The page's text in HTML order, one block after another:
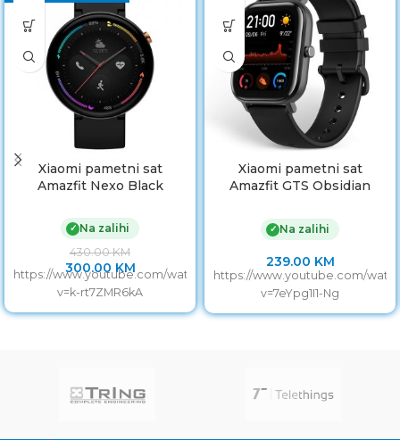
Xiaomi pametni sat
Amazfit Nexo Black
✓ Na zalihi
430.00KM
300.00 KM
https://www.youtube.com/watch?
v=k-rt7ZMR6kA
Xiaomi pametni sat
Amazfit GTS Obsidian
✓ Na zalihi
239.00 KM
https://www.youtube.com/
v=7eYpg1I1-Ng